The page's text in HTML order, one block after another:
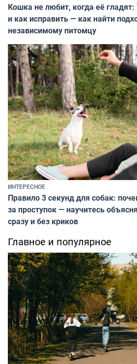
Кошка не любит, когда её
и как исправить — как найти
независимому питомцу
ИНТЕРЕСНОЕ
Правило 3 секунд для собак:
за проступок — научитесь
сразу и без криков
Главное и популярное